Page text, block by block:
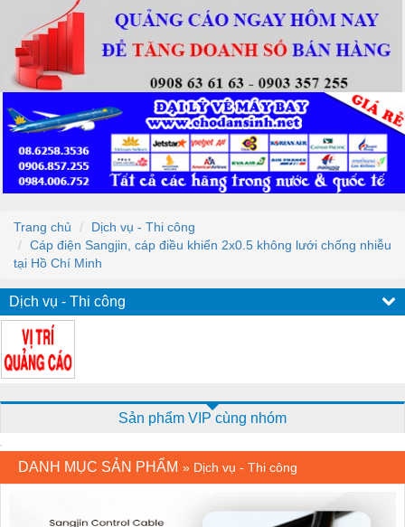
Trang chủ
Dịch vụ - Thi công
Cáp điện Sangjin, cáp điều khiển 2x0.5 không lưới chống nhiễu
tại Hồ Chí Minh
Dịch vụ - Thi công
Sản phẩm VIP cùng nhóm
DANH MỤC SẢN PHẨM » Dịch vụ - Thi công